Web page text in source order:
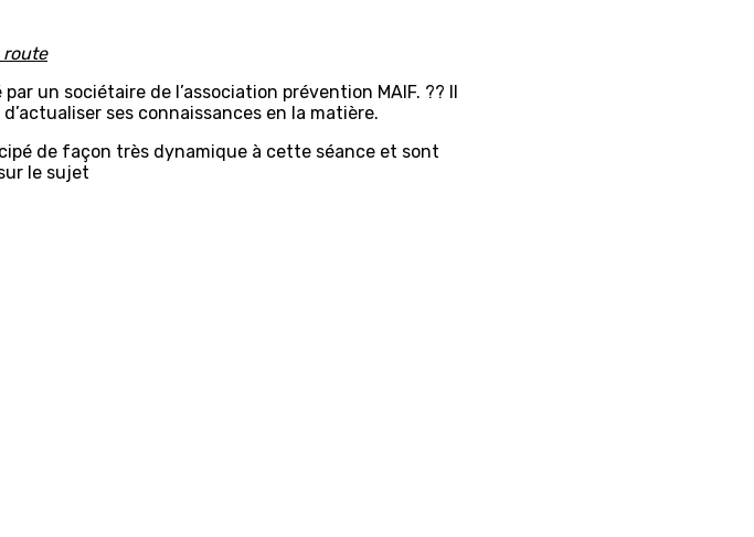
route
un sociétaire de l’association prévention MAIF. ?? Il
ses connaissances en la matière.
de façon très dynamique à cette séance et sont
le sujet